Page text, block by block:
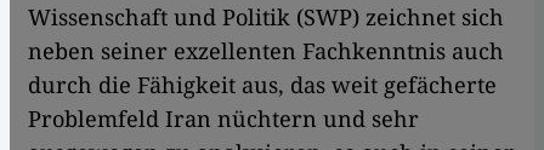
Wissenschaft und Politik (SWP) zeichnet sich
neben seiner exzellenten Fachkenntnis auch
durch die Fähigkeit aus, das weit gefächerte
Problemfeld Iran nüchtern und sehr